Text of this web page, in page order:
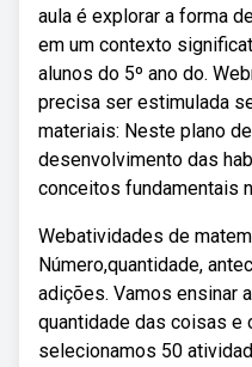
aula é explorar a forma
em um contexto
alunos do 5º ano do.
precisa ser estimulada
materiais: Neste plano
desenvolvimento das
conceitos fundamentais
Webatividades de
Número,quantidade,
adições. Vamos ensinar
quantidade das coisas e
selecionamos 50